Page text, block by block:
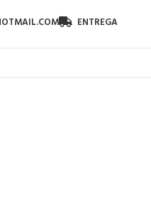
ENTREGA